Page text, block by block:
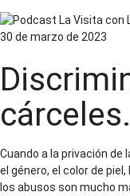
30 de marzo de 2023
Cuando a la privación
el género, el color de
los abusos son mucho